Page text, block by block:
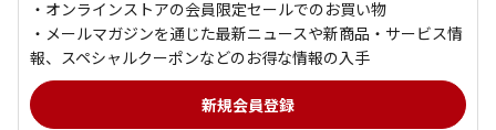
・オンラインストアの会員限定セールでのお買い物
・メールマガジンを通じた最新ニュースや新商品・サービス情
報、スペシャルクーポンなどのお得な情報の入手